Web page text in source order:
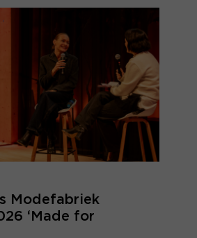
Modefabriek
‘Made for